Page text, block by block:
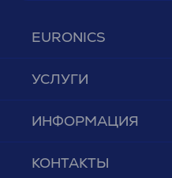
EURONICS
УСЛУГИ
ИНФОРМАЦИЯ
КОНТАКТЫ